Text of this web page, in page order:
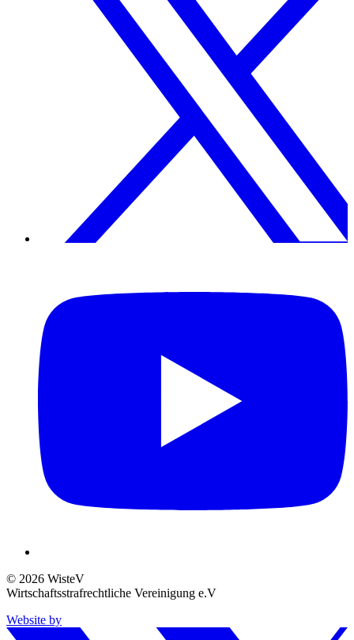
© 2026 WisteV
Wirtschaftsstrafrechtliche Vereinigung e.V
Website by